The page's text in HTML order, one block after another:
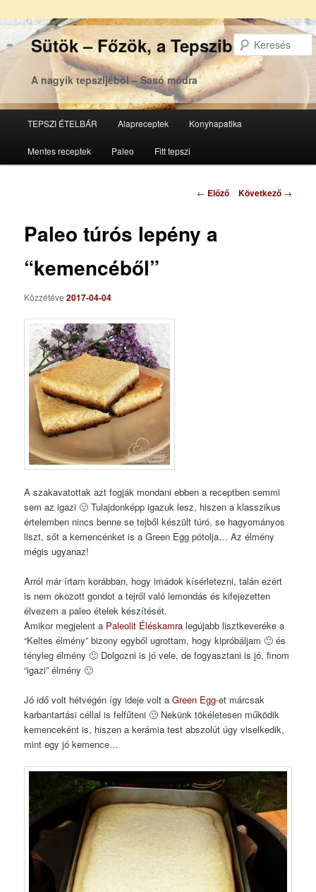
Sütök – Főzök, a Tepsziből
A nagyik tepszijéből – Sasó módra
Tovább
az
Tovább
a
TEPSZI ÉTELBÁR Alapreceptek Konyhapatika
Mentes receptek Paleo Fitt tepszi
Bejegyzés
← Előző Következő →
Paleo túrós lepény a
“kemencéből”
Közzétéve2017-04-04
A szakavatottak azt fogják mondani ebben a receptben semmi
sem az igazi 🙂 Tulajdonképp igazuk lesz, hiszen a klasszikus
értelemben nincs benne se tejből készült túró, se hagyományos
liszt, sőt a kemencénket is a Green Egg pótolja… Az élmény
mégis ugyanaz!
Arról már írtam korábban, hogy imádok kísérletezni, talán ezért
is nem okozott gondot a tejről való lemondás és kifejezetten
élvezem a paleo ételek készítését.
Amikor megjelent a Paleolit Éléskamra legújabb lisztkeveréke a
“Keltes élmény” bizony egyből ugrottam, hogy kipróbáljam 🙂 és
tényleg élmény 🙂 Dolgozni is jó vele, de fogyasztani is jó, finom
“igazi” élmény 🙂
Jó idő volt hétvégén így ideje volt aGreen Egg-et márcsak
karbantartási céllal is felfűteni 🙂 Nekünk tökéletesen működik
kemenceként is, hiszen a kerámia test abszolút úgy viselkedik,
mint egy jó kemence…